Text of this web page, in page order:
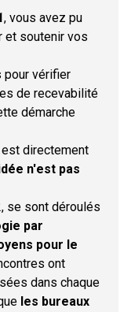
, vous avez pu
et soutenir vos
pour vérifier
de recevabilité
démarche
est directement
n'est pas
se sont déroulés
par
pour le
ont
dans chaque
les bureaux